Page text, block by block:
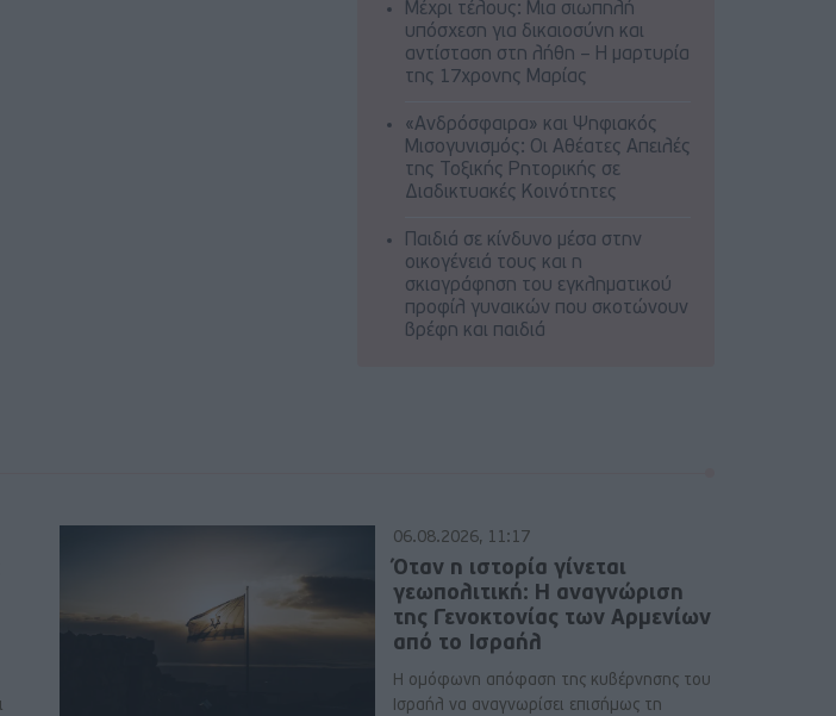
Μέχρι τέλους: Μια σιωπηλή
υπόσχεση για δικαιοσύνη και
αντίσταση στη λήθη – Η μαρτυρία
της 17χρονης Μαρίας
«Ανδρόσφαιρα» και Ψηφιακός
Μισογυνισμός: Οι Αθέατες Απειλές
της Τοξικής Ρητορικής σε
Διαδικτυακές Κοινότητες
Παιδιά σε κίνδυνο μέσα στην
οικογένειά τους και η
σκιαγράφηση του εγκληματικού
προφίλ γυναικών που σκοτώνουν
βρέφη και παιδιά
06.08.2026, 11:17
Όταν η ιστορία γίνεται
γεωπολιτική: Η αναγνώριση
της Γενοκτονίας των Αρμενίων
από το Ισραήλ
Η ομόφωνη απόφαση της κυβέρνησης του
Ισραήλ να αναγνωρίσει επισήμως τη